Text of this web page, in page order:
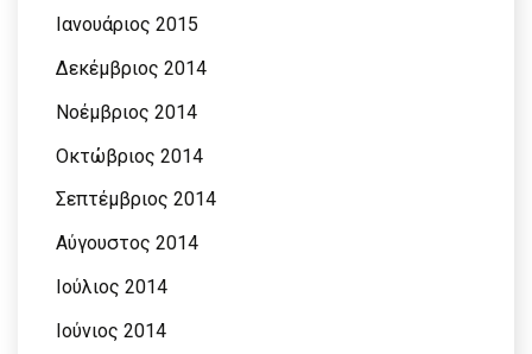
Ιανουάριος 2015
Δεκέμβριος 2014
Νοέμβριος 2014
Οκτώβριος 2014
Σεπτέμβριος 2014
Αύγουστος 2014
Ιούλιος 2014
Ιούνιος 2014